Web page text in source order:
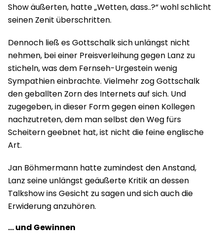
Show äußerten, hatte „Wetten, dass..?“ wohl schlicht
seinen Zenit überschritten.
Dennoch ließ es Gottschalk sich unlängst nicht
nehmen, bei einer Preisverleihung gegen Lanz zu
sticheln, was dem Fernseh-Urgestein wenig
Sympathien einbrachte. Vielmehr zog Gottschalk
den geballten Zorn des Internets auf sich. Und
zugegeben, in dieser Form gegen einen Kollegen
nachzutreten, dem man selbst den Weg fürs
Scheitern geebnet hat, ist nicht die feine englische
Art.
Jan Böhmermann hatte zumindest den Anstand,
Lanz seine unlängst geäußerte Kritik an dessen
Talkshow ins Gesicht zu sagen und sich auch die
Erwiderung anzuhören.
… und Gewinnen